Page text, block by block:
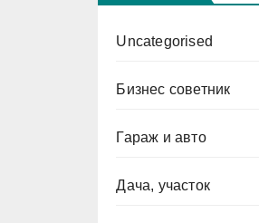
Uncategorised
Бизнес советник
Гараж и авто
Дача, участок